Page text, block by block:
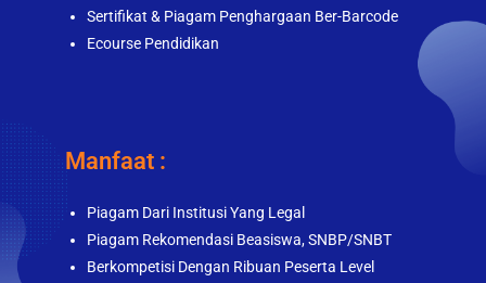
Sertifikat & Piagam Penghargaan Ber-Barcode
Ecourse Pendidikan
Manfaat :
Piagam Dari Institusi Yang Legal
Piagam Rekomendasi Beasiswa, SNBP/SNBT
Berkompetisi Dengan Ribuan Peserta Level